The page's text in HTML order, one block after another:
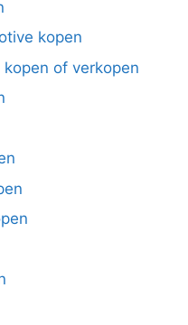
kopen
of verkopen